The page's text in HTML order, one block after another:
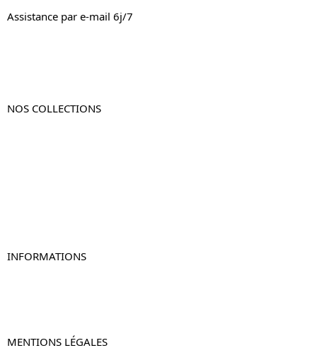
Assistance par e-mail 6j/7
NOS COLLECTIONS
INFORMATIONS
MENTIONS LÉGALES